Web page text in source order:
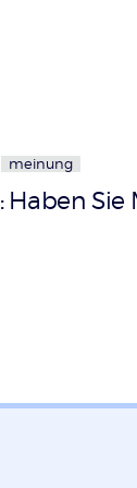
meinung
: Haben Sie